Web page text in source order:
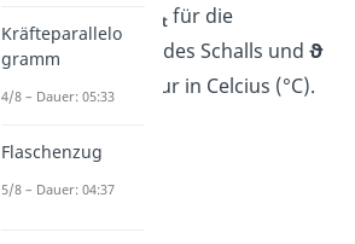
Luftfür die
Geschwindigkeit des Schalls und ϑ
für die Temperatur in Celcius (°C).
Kräfteparallelo
gramm
4/8 – Dauer: 05:33
Flaschenzug
5/8 – Dauer: 04:37